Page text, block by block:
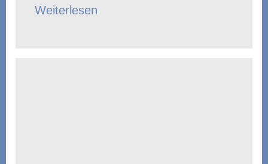
Weiterlesen